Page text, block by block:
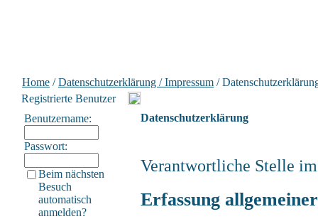
Home /Datenschutzerklärung / Impressum /
Registrierte Benutzer
Benutzername:
Passwort:
Beim nächsten
Besuch
automatisch
anmelden?
Datenschutzerklärung
Verantwortliche Stelle
Erfassung